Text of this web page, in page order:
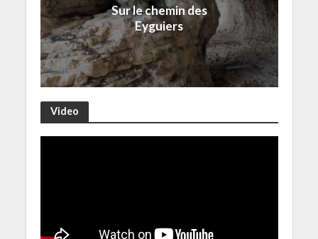
Sur le chemin des
Eyguiers
Video